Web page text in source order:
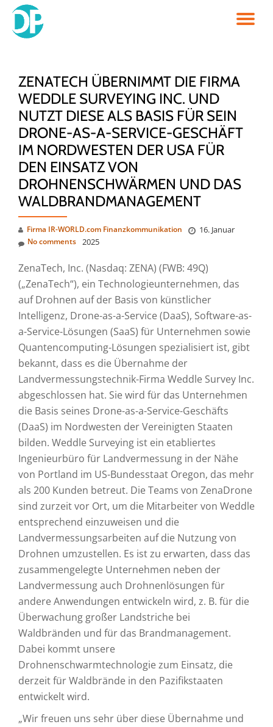
Skip
ZENATECH ÜBERNIMMT DIE FIRMA
WEDDLE SURVEYING INC. UND
NUTZT DIESE ALS BASIS FÜR SEIN
DRONE-AS-A-SERVICE-GESCHÄFT
IM NORDWESTEN DER USA FÜR
DEN EINSATZ VON
DROHNENSCHWÄRMEN UND DAS
WALDBRANDMANAGEMENT
Firma IR-WORLD.com Finanzkommunikation
16. Januar
2025
No comments
ZenaTech, Inc. (Nasdaq: ZENA) (FWB: 49Q)
(„ZenaTech“), ein Technologieunternehmen, das
auf Drohnen auf der Basis von künstlicher
Intelligenz, Drone-as-a-Service (DaaS), Software-as-
a-Service-Lösungen (SaaS) für Unternehmen sowie
Quantencomputing-Lösungen spezialisiert ist, gibt
bekannt, dass es die Übernahme der
Landvermessungstechnik-Firma Weddle Survey Inc.
abgeschlossen hat. Sie wird für das Unternehmen
die Basis seines Drone-as-a-Service-Geschäfts
(DaaS) im Nordwesten der Vereinigten Staaten
bilden. Weddle Surveying ist ein etabliertes
Ingenieurbüro für Landvermessung in der Nähe
von Portland im US-Bundesstaat Oregon, das mehr
als 200 Kunden betreut. Die Teams von ZenaDrone
sind zurzeit vor Ort, um die Mitarbeiter von Weddle
entsprechend einzuweisen und die
Landvermessungsarbeiten auf die Nutzung von
Drohnen umzustellen. Es ist zu erwarten, dass das
zusammengelegte Unternehmen neben der
Landvermessung auch Drohnenlösungen für
andere Anwendungen entwickeln wird, z. B. für die
Überwachung großer Landstriche bei
Waldbränden und für das Brandmanagement.
Dabei kommt unsere
Drohnenschwarmtechnologie zum Einsatz, die
derzeit für Waldbrände in den Pazifikstaaten
entwickelt wird.
„Wir freuen uns sehr über diese Übernahme und